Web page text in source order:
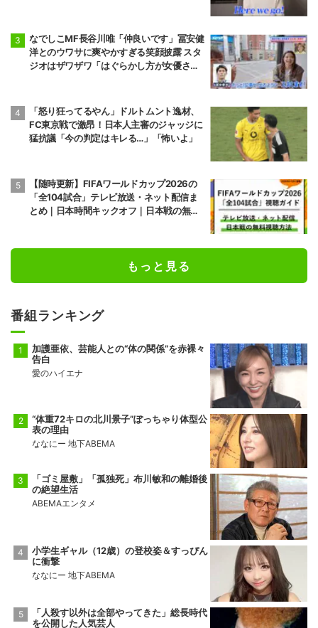
なでしこMF長谷川唯「仲良いです」冨安健
洋とのウワサに爽やかすぎる笑顔披露 スタ
ジオはザワザワ「はぐらかし方が女優さ
「怒り狂ってるやん」ドルトムント逸材、
FC東京戦で激昂！日本人主審のジャッジに
猛抗議「今の判定はキレる…」「怖いよ」
【随時更新】FIFAワールドカップ2026の
「全104試合」テレビ放送・ネット配信ま
とめ｜日本時間キックオフ｜日本戦の無料
もっと見る
番組ランキング
加護亜依、芸能人との“体の関係”を赤裸々
告白
愛のハイエナ
“体重72キロの北川景子”ぽっちゃり体型公
表の理由
ななにー 地下ABEMA
「ゴミ屋敷」「孤独死」布川敏和の離婚後
の絶望生活
ABEMAエンタメ
小学生ギャル（12歳）の登校姿＆すっぴん
に衝撃
ななにー 地下ABEMA
「人殺す以外は全部やってきた」総長時代
を公開した人気芸人